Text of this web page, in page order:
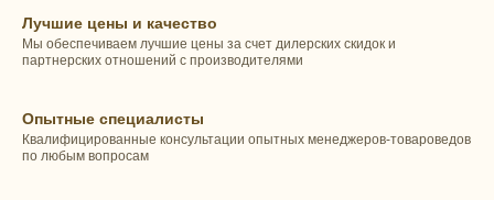
Лучшие цены и качество
Мы обеспечиваем лучшие цены за счет дилерских скидок и
партнерских отношений с производителями
Опытные специалисты
Квалифицированные консультации опытных менеджеров-товароведов
по любым вопросам